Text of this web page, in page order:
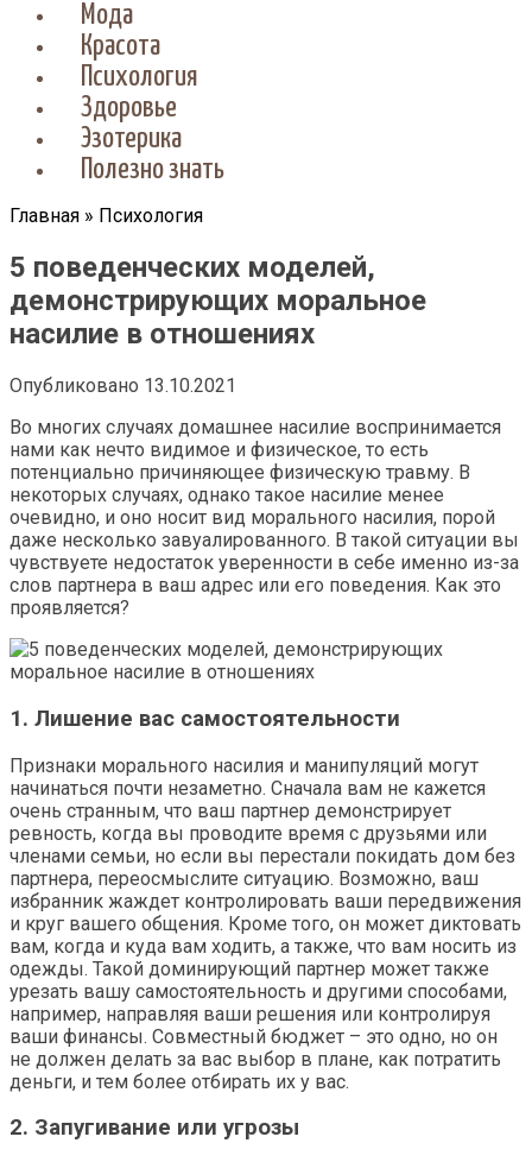
Мода
Красота
Психология
Здоровье
Эзотерика
Полезно знать
Главная » Психология
5 поведенческих моделей,
демонстрирующих моральное
насилие в отношениях
Опубликовано 13.10.2021
Во многих случаях домашнее насилие воспринимается
нами как нечто видимое и физическое, то есть
потенциально причиняющее физическую травму. В
некоторых случаях, однако такое насилие менее
очевидно, и оно носит вид морального насилия, порой
даже несколько завуалированного. В такой ситуации вы
чувствуете недостаток уверенности в себе именно из-за
слов партнера в ваш адрес или его поведения. Как это
проявляется?
1. Лишение вас самостоятельности
Признаки морального насилия и манипуляций могут
начинаться почти незаметно. Сначала вам не кажется
очень странным, что ваш партнер демонстрирует
ревность, когда вы проводите время с друзьями или
членами семьи, но если вы перестали покидать дом без
партнера, переосмыслите ситуацию. Возможно, ваш
избранник жаждет контролировать ваши передвижения
и круг вашего общения. Кроме того, он может диктовать
вам, когда и куда вам ходить, а также, что вам носить из
одежды. Такой доминирующий партнер может также
урезать вашу самостоятельность и другими способами,
например, направляя ваши решения или контролируя
ваши финансы. Совместный бюджет – это одно, но он
не должен делать за вас выбор в плане, как потратить
деньги, и тем более отбирать их у вас.
2. Запугивание или угрозы